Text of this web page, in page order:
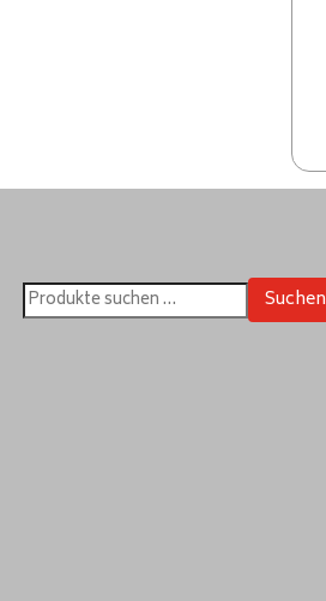
Suchen Suchen